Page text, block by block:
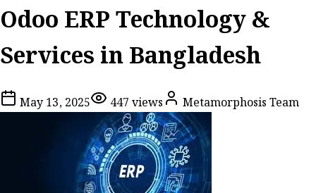
Odoo ERP Technology &
Services in Bangladesh
May 13, 2025 447 views Metamorphosis Team